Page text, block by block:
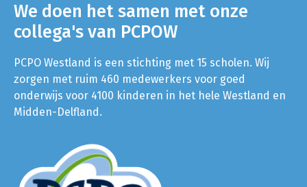
We doen het samen met onze
collega's van PCPOW
PCPO Westland is een stichting met 15 scholen. Wij
zorgen met ruim 460 medewerkers voor goed
onderwijs voor 4100 kinderen in het hele Westland en
Midden-Delfland.